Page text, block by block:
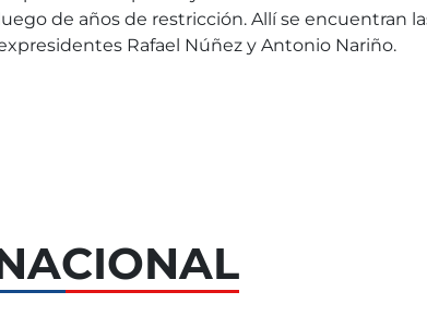
de años de restricción. Allí se encuentran
Rafael Núñez y Antonio Nariño.